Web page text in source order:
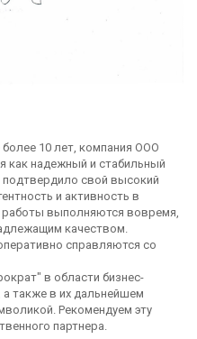
10 лет, компания ООО
как надежный и стабильный
подтвердило свой высокий
и активность в
выполняются вовремя,
качеством.
справляются со
в области бизнес-
также в их дальнейшем
Рекомендуем эту
партнера.